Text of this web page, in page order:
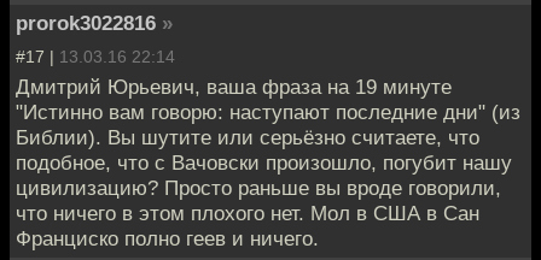
prorok3022816 »
#17 | 13.03.16 22:14
Дмитрий Юрьевич, ваша фраза на 19 минуте
"Истинно вам говорю: наступают последние дни" (из
Библии). Вы шутите или серьёзно считаете, что
подобное, что с Вачовски произошло, погубит нашу
цивилизацию? Просто раньше вы вроде говорили,
что ничего в этом плохого нет. Мол в США в Сан
Франциско полно геев и ничего.